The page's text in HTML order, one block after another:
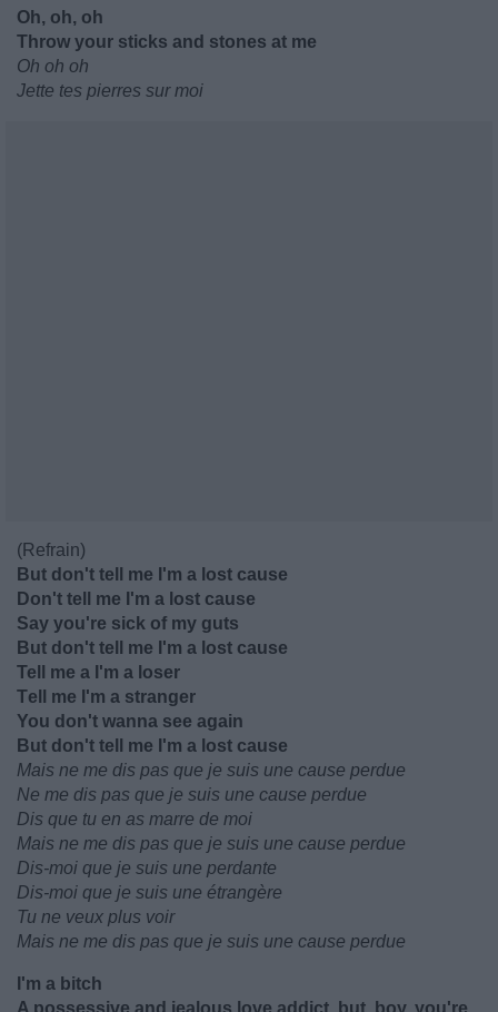
Oh, oh, oh
Throw your sticks and stones at me
Oh oh oh
Jette tes pierres sur moi
(Refrain)
But don't tell me I'm a lost cause
Don't tell me I'm a lost cause
Say you're sick of my guts
But don't tell me I'm a lost causе
Tell me a I'm a loser
Tеll me I'm a stranger
You don't wanna see again
But don't tell me I'm a lost cause
Mais ne me dis pas que je suis une cause perdue
Ne me dis pas que je suis une cause perdue
Dis que tu en as marre de moi
Mais ne me dis pas que je suis une cause perdue
Dis-moi que je suis une perdante
Dis-moi que je suis une étrangère
Tu ne veux plus voir
Mais ne me dis pas que je suis une cause perdue
I'm a bitch
A possessive and jealous love addict, but, boy, you're